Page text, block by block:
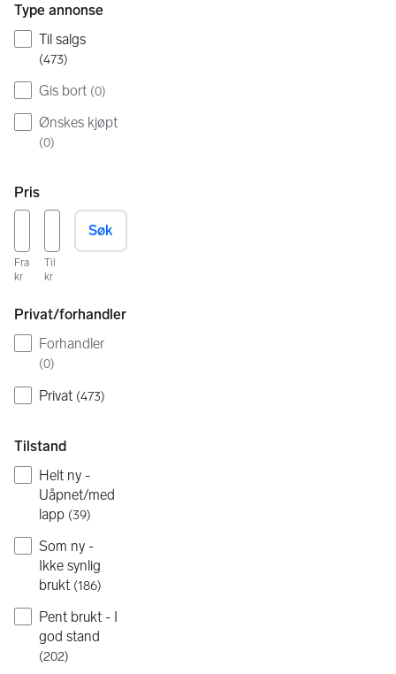
Type annonse
Til salgs
(473)
Gis bort (0)
Ønskes kjøpt
(0)
Pris
Fra
kr
Til
kr
Søk
Privat/forhandler
Forhandler
(0)
Privat (473)
Tilstand
Helt ny -
Uåpnet/med
lapp (39)
Som ny -
Ikke synlig
brukt (186)
Pent brukt - I
god stand
(202)